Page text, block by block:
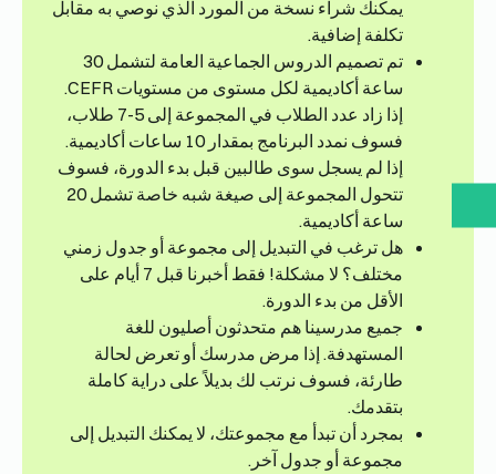
يمكنك شراء نسخة من المورد الذي نوصي به مقابل
تكلفة إضافية.
تم تصميم الدروس الجماعية العامة لتشمل 30
ساعة أكاديمية لكل مستوى من مستويات CEFR.
إذا زاد عدد الطلاب في المجموعة إلى 5-7 طلاب،
فسوف نمدد البرنامج بمقدار 10 ساعات أكاديمية.
إذا لم يسجل سوى طالبين قبل بدء الدورة، فسوف
تتحول المجموعة إلى صيغة شبه خاصة تشمل 20
ساعة أكاديمية.
هل ترغب في التبديل إلى مجموعة أو جدول زمني
مختلف؟ لا مشكلة! فقط أخبرنا قبل 7 أيام على
الأقل من بدء الدورة.
جميع مدرسينا هم متحدثون أصليون للغة
المستهدفة. إذا مرض مدرسك أو تعرض لحالة
طارئة، فسوف نرتب لك بديلاً على دراية كاملة
بتقدمك.
بمجرد أن تبدأ مع مجموعتك، لا يمكنك التبديل إلى
مجموعة أو جدول آخر.